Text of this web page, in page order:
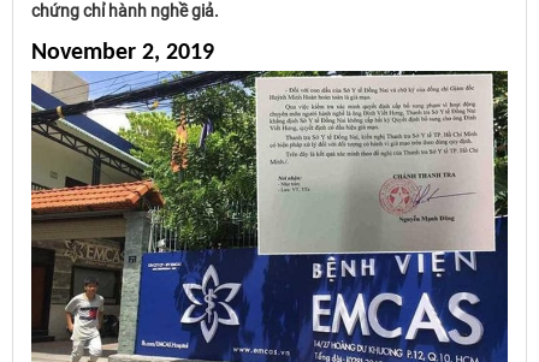
chứng chỉ hành nghề giả.
November 2, 2019